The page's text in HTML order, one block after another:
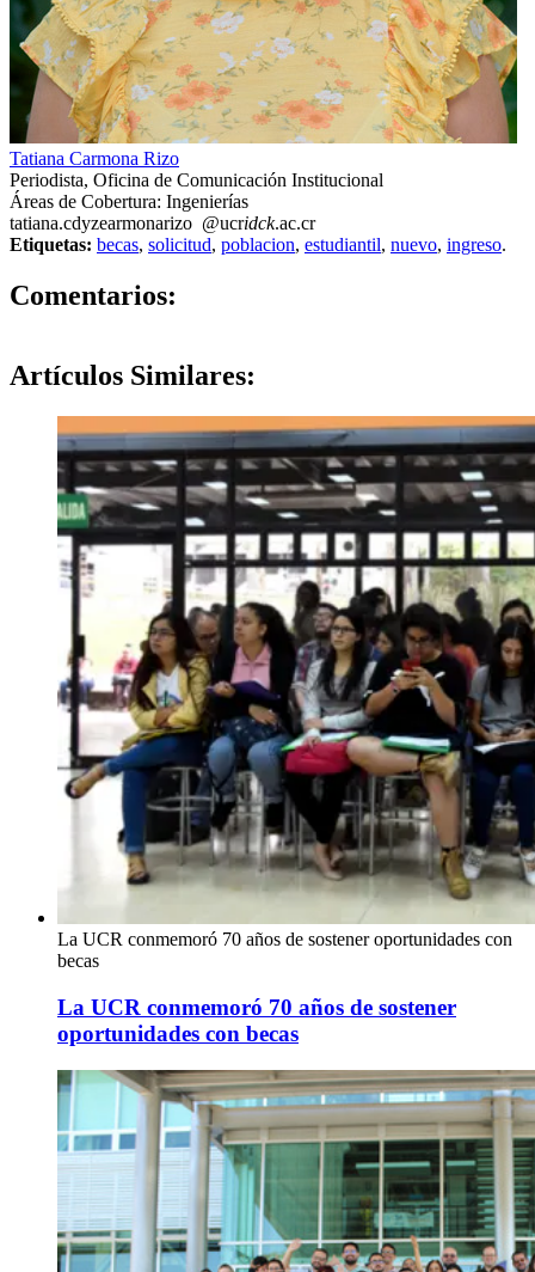
Tatiana Carmona Rizo
Periodista, Oficina de Comunicación Institucional
Áreas de Cobertura: Ingenierías
tatiana.cdyzearmonarizo @ucridck.ac.cr
Etiquetas: becas, solicitud, poblacion, estudiantil, nuevo, ingreso.
Comentarios:
Artículos Similares:
La UCR conmemoró 70 años de sostener oportunidades con
becas
La UCR conmemoró 70 años de sostener
oportunidades con becas